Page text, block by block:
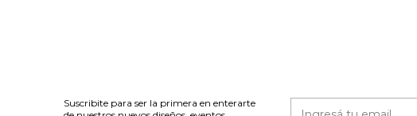
Suscribite para ser la primera en enterarte